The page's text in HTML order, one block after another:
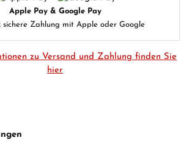
Apple Pay & Google Pay
sichere Zahlung mit Apple oder Google
zu Versand und Zahlung finden Sie
hier